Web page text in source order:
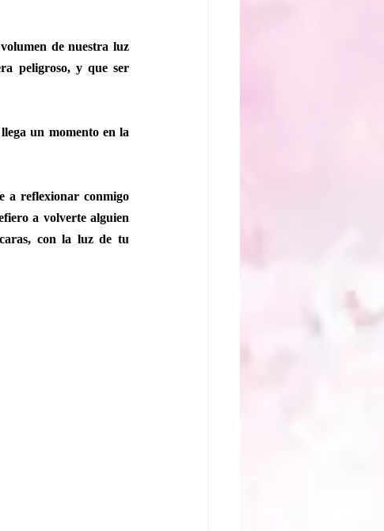
de nuestra luz
peligroso, y que ser
un momento en la
a reflexionar conmigo
a volverte alguien
con la luz de tu